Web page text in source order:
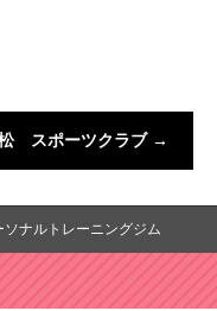
スポーツクラブ →
ソナルトレーニングジム